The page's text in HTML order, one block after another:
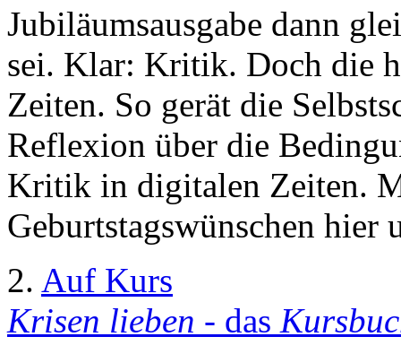
Jubiläumsausgabe dann
sei. Klar: Kritik. Doch die
Zeiten. So gerät die
Reflexion über die
Kritik in digitalen Zeiten.
Geburtstagswünschen hier
2. Auf Kurs
Krisen lieben - das